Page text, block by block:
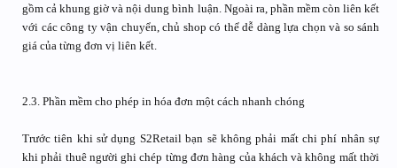
gồm cả khung giờ và nội dung bình luận. Ngoài ra, phần mềm còn liên kết
với các công ty vận chuyển, chủ shop có thể dễ dàng lựa chọn và so sánh
giá của từng đơn vị liên kết.
2.3. Phần mềm cho phép in hóa đơn một cách nhanh chóng
Trước tiên khi sử dụng S2Retail bạn sẽ không phải mất chi phí nhân sự
khi phải thuê người ghi chép từng đơn hàng của khách và không mất thời